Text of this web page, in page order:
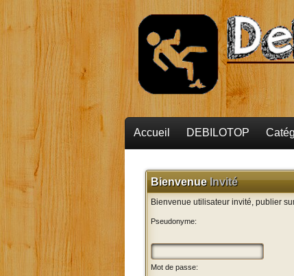
Accueil DEBILOTOP
BienvenueInvité
Bienvenue utilisateur invité, publier
Pseudonyme:
Mot de passe: